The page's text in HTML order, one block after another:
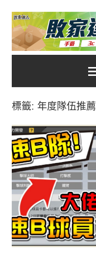
Skip
content
家
人
推
薦
No.1
遊
戲
科
技
自
媒
體。
標籤: 年度隊伍推薦